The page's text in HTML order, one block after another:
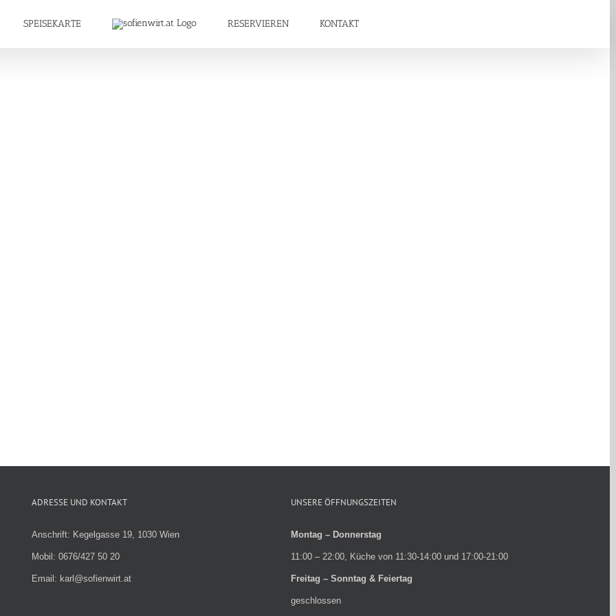
SPEISEKARTE RESERVIEREN KONTAKT
ADRESSE UND KONTAKT
Anschrift: Kegelgasse 19, 1030 Wien
Mobil: 0676/427 50 20
Email: karl@sofienwirt.at
UNSERE ÖFFNUNGSZEITEN
Montag – Donnerstag
11:00 – 22:00, Küche von 11:30-14:00 und 17:00-21:00
Freitag – Sonntag & Feiertag
geschlossen